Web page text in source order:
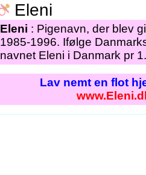
Eleni
Eleni : Pigenavn, der blev
1985-1996. Ifølge
navnet Eleni i Danmark pr
Lav nemt en flot